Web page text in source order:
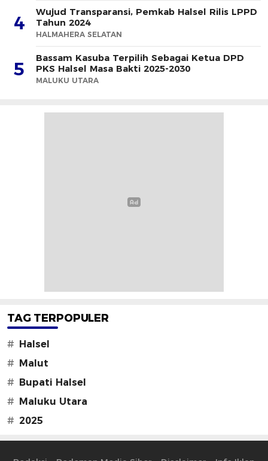
4
Wujud Transparansi, Pemkab Halsel Rilis LPPD
Tahun 2024
HALMAHERA SELATAN
5
Bassam Kasuba Terpilih Sebagai Ketua DPD
PKS Halsel Masa Bakti 2025-2030
MALUKU UTARA
TAG TERPOPULER
# Halsel
# Malut
# Bupati Halsel
# Maluku Utara
# 2025